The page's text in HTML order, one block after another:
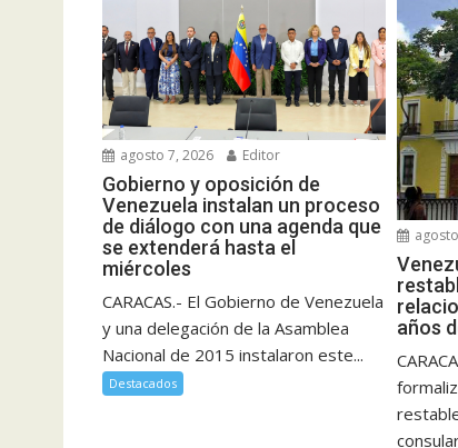
agosto 7, 2026 Editor
Gobierno y oposición de
Venezuela instalan un proceso
de diálogo con una agenda que
se extenderá hasta el
miércoles
CARACAS.- El Gobierno de Venezuela
y una delegación de la Asamblea
Nacional de 2015 instalaron este...
Destacados
años